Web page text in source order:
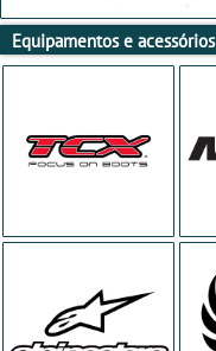
Equipamentos e acessórios